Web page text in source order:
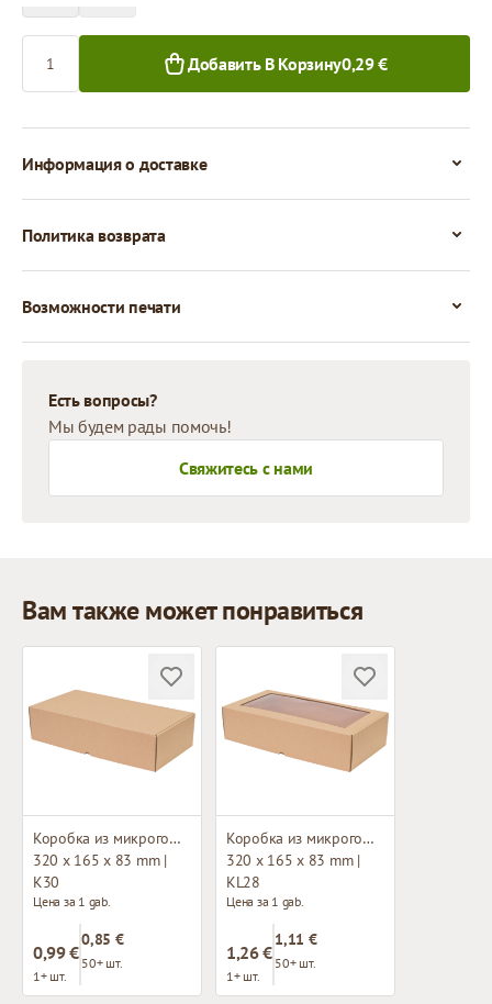
Добавить В Корзину0,29 €
Информация о доставке
Политика возврата
Возможности печати
Есть вопросы?
Мы будем рады помочь!
Свяжитесь с нами
Вам также может понравиться
Коробка из микрогофрокартона
320 x 165 x 83 mm |
K30
Цена за 1 gab.
0,99 €
1+ шт.
0,85 €
50+ шт.
Коробка из микрогофрокартона с окном
320 x 165 x 83 mm |
KL28
Цена за 1 gab.
1,26 €
1+ шт.
1,11 €
50+ шт.